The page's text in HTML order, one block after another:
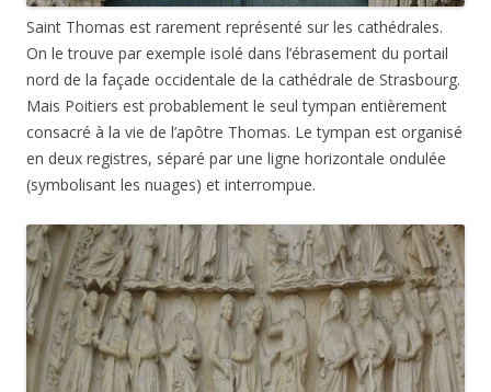
Saint Thomas est rarement représenté sur les cathédrales.
On le trouve par exemple isolé dans l’ébrasement du portail
nord de la façade occidentale de la cathédrale de Strasbourg.
Mais Poitiers est probablement le seul tympan entièrement
consacré à la vie de l’apôtre Thomas. Le tympan est organisé
en deux registres, séparé par une ligne horizontale ondulée
(symbolisant les nuages) et interrompue.